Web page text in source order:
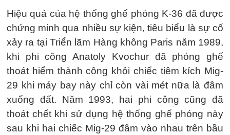
Hiệu quả của hệ thống ghế phóng K-36 đã được
chứng minh qua nhiều sự kiện, tiêu biểu là sự cố
xảy ra tại Triển lãm Hàng không Paris năm 1989,
khi phi công Anatoly Kvochur đã phóng ghế
thoát hiểm thành công khỏi chiếc tiêm kích Mig-
29 khi máy bay này chỉ còn vài mét nữa là đâm
xuống đất. Năm 1993, hai phi công cũng đã
thoát chết khi sử dụng hệ thống ghế phóng này
sau khi hai chiếc Mig-29 đâm vào nhau trên bầu